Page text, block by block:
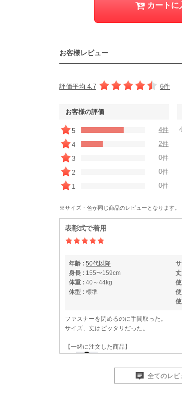
カートに
お客様レビュー
評価平均 4.7 6件
お客様の評価
5
4件
4
2件
3
0件
2
0件
1
0件
※サイズ・色が同じ商品のレビューとなります。
表彰式で着用
年齢 : 50代以降
身長 : 155〜159cm
体重 : 40～44kg
体型 : 標準
ファスナーを閉めるのに手間取った。
サイズ、丈はピッタリだった。
【一緒に注文した商品】
全てのレビ